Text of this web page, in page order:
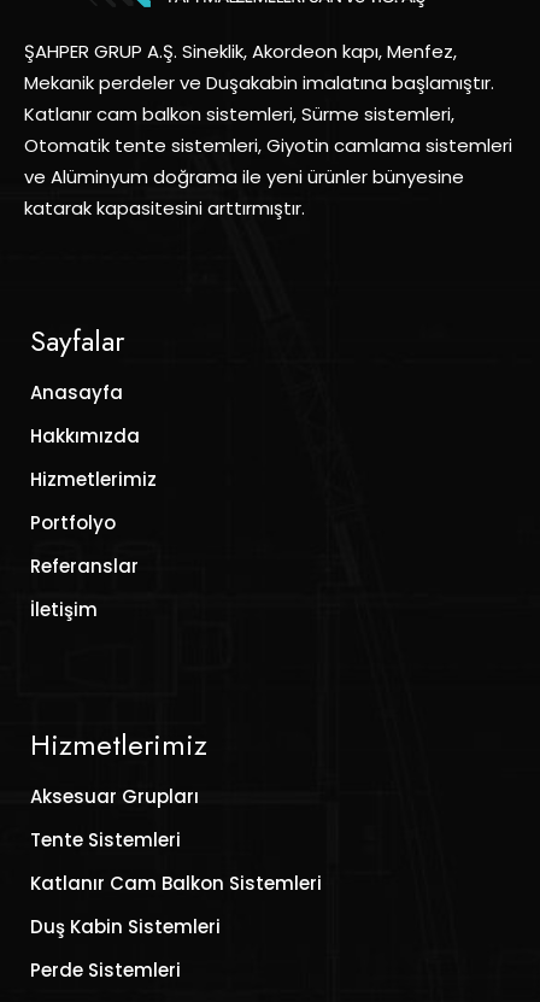
ŞAHPER GRUP A.Ş. Sineklik, Akordeon kapı, Menfez,
Mekanik perdeler ve Duşakabin imalatına başlamıştır.
Katlanır cam balkon sistemleri, Sürme sistemleri,
Otomatik tente sistemleri, Giyotin camlama sistemleri
ve Alüminyum doğrama ile yeni ürünler bünyesine
katarak kapasitesini arttırmıştır.
Sayfalar
Anasayfa
Hakkımızda
Hizmetlerimiz
Portfolyo
Referanslar
İletişim
Hizmetlerimiz
Aksesuar Grupları
Tente Sistemleri
Katlanır Cam Balkon Sistemleri
Duş Kabin Sistemleri
Perde Sistemleri